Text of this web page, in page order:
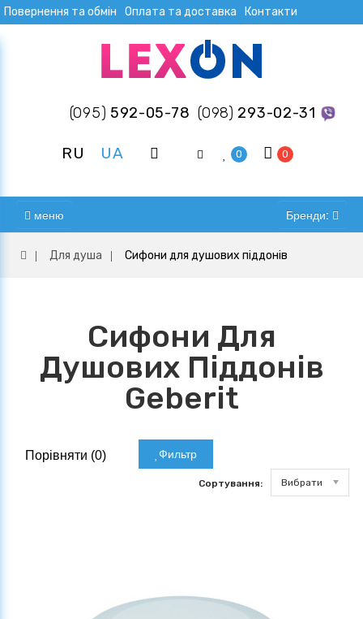
Повернення та обмін Оплата та доставка Контакти
(095) 592-05-78 (098) 293-02-31
RU UA 0 0
меню Бренди:
Для душа Сифони для душових піддонів
Сифони Для
Душових Піддонів
Geberit
Порівняти (0) Фильтр
Сортування: Вибрати